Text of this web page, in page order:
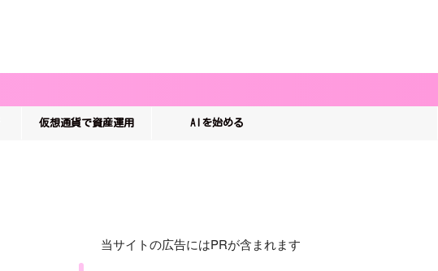
仮想通貨で資産運用 AIを始める
当サイトの広告にはPRが含まれます